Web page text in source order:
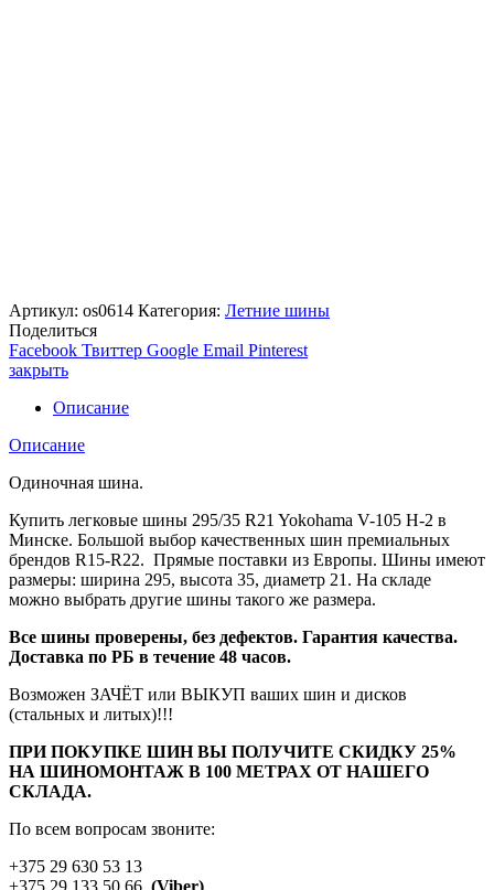
Артикул: os0614 Категория: Летние шины
Поделиться
Facebook Твиттер Google Email Pinterest
закрыть
Описание
Описание
Одиночная шина.
Купить легковые шины 295/35 R21 Yokohama V-105 H-2 в
Минске. Большой выбор качественных шин премиальных
брендов R15-R22. Прямые поставки из Европы. Шины имеют
размеры: ширина 295, высота 35, диаметр 21. На складе
можно выбрать другие шины такого же размера.
Все шины проверены, без дефектов. Гарантия качества.
Доставка по РБ в течение 48 часов.
Возможен ЗАЧЁТ или ВЫКУП ваших шин и дисков
(стальных и литых)!!!
ПРИ ПОКУПКЕ ШИН ВЫ ПОЛУЧИТЕ СКИДКУ 25%
НА ШИНОМОНТАЖ В 100 МЕТРАХ ОТ НАШЕГО
СКЛАДА.
По всем вопросам звоните:
+375 29 630 53 13